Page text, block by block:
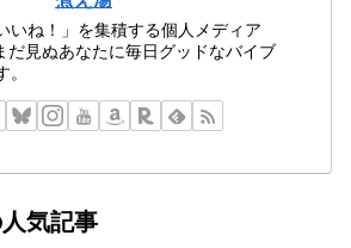
いね！」を集積する個人メディア
だ見ぬあなたに毎日グッドなバイブ
気記事